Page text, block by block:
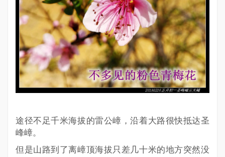
途径不足千米海拔的雷公嶂，沿着大路很快抵达圣
峰嶂。
但是山路到了离嶂顶海拔只差几十米的地方突然没